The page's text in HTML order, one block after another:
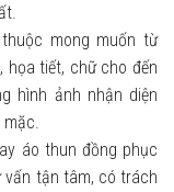
mong muốn từ
họa tiết, chữ cho đến
hình ảnh nhận diện
áo thun đồng phục
vấn tận tâm, có trách